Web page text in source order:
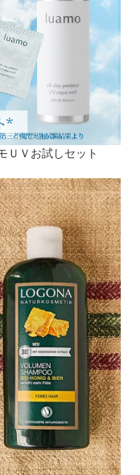
ＵＶお試しセット